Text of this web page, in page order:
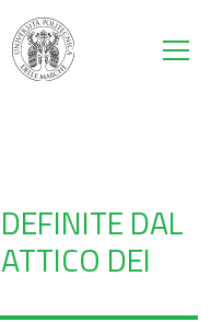
DAL
DEI